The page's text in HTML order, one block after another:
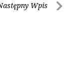
Wpis